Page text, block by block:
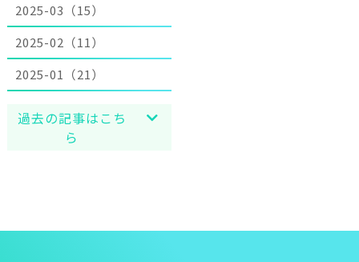
2025-03（15）
2025-02（11）
2025-01（21）
過去の記事はこち
ら